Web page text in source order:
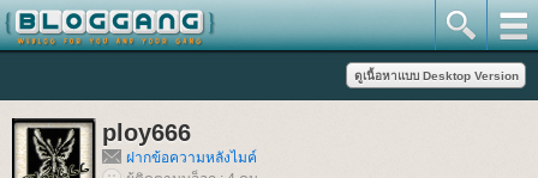
ploy666
ฝากข้อความหลังไมค์